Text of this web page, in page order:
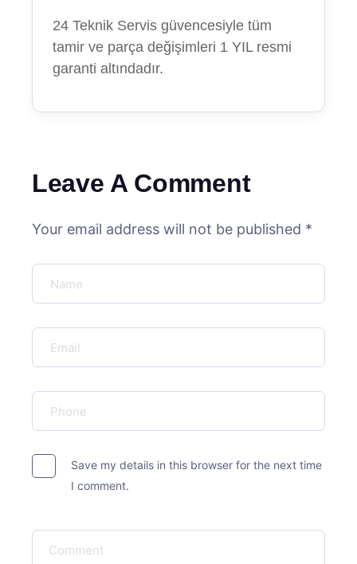
24 Teknik Servis güvencesiyle tüm
tamir ve parça değişimleri 1 YIL resmi
garanti altındadır.
Leave A Comment
Your email address will not be published *
Save my details in this browser for the next time
I comment.